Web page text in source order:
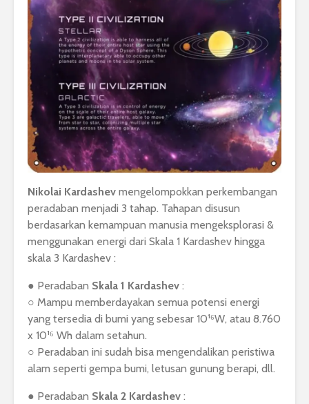
Nikolai Kardashev mengelompokkan perkembangan
peradaban menjadi 3 tahap. Tahapan disusun
berdasarkan kemampuan manusia mengeksplorasi &
menggunakan energi dari Skala 1 Kardashev hingga
skala 3 Kardashev :
● Peradaban Skala 1 Kardashev :
○ Mampu memberdayakan semua potensi energi
yang tersedia di bumi yang sebesar 10¹⁶W, atau 8.760
x 10¹⁶ Wh dalam setahun.
○ Peradaban ini sudah bisa mengendalikan peristiwa
alam seperti gempa bumi, letusan gunung berapi, dll.
● Peradaban Skala 2 Kardashev :